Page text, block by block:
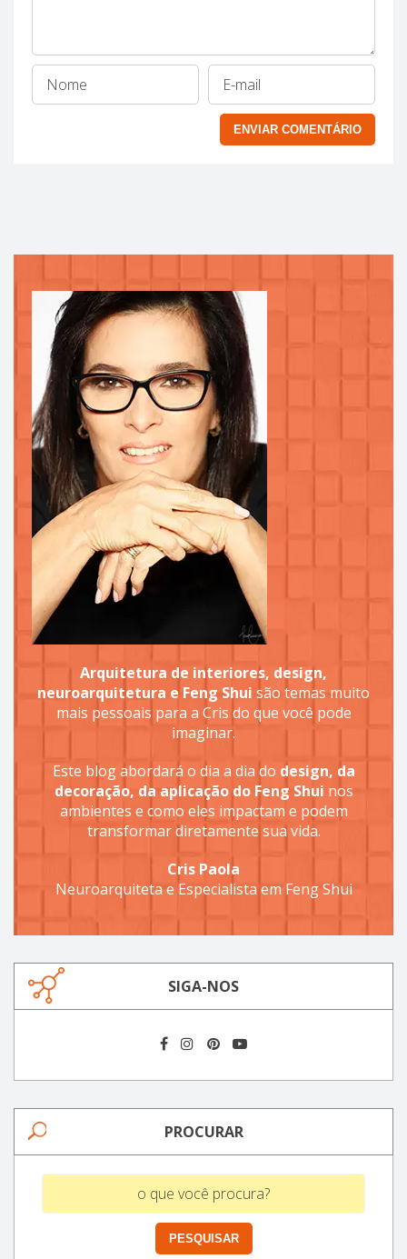
Arquitetura de interiores, design,
neuroarquitetura e Feng Shui são temas muito
mais pessoais para a Cris do que você pode
imaginar.
Este blog abordará o dia a dia do design, da
decoração, da aplicação do Feng Shui nos
ambientes e como eles impactam e podem
transformar diretamente sua vida.
Cris Paola
Neuroarquiteta e Especialista em Feng Shui
SIGA-NOS
PROCURAR